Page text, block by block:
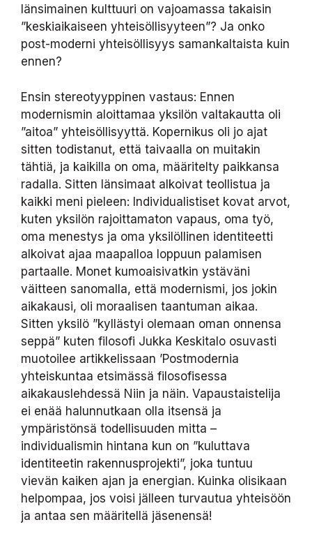
länsimainen kulttuuri on vajoamassa takaisin
”keskiaikaiseen yhteisöllisyyteen”? Ja onko
post-moderni yhteisöllisyys samankaltaista kuin
ennen?
Ensin stereotyyppinen vastaus: Ennen
modernismin aloittamaa yksilön valtakautta oli
”aitoa” yhteisöllisyyttä. Kopernikus oli jo ajat
sitten todistanut, että taivaalla on muitakin
tähtiä, ja kaikilla on oma, määritelty paikkansa
radalla. Sitten länsimaat alkoivat teollistua ja
kaikki meni pieleen: Individualistiset kovat arvot,
kuten yksilön rajoittamaton vapaus, oma työ,
oma menestys ja oma yksilöllinen identiteetti
alkoivat ajaa maapalloa loppuun palamisen
partaalle. Monet kumoaisivatkin ystäväni
väitteen sanomalla, että modernismi, jos jokin
aikakausi, oli moraalisen taantuman aikaa.
Sitten yksilö ”kyllästyi olemaan oman onnensa
seppä” kuten filosofi Jukka Keskitalo osuvasti
muotoilee artikkelissaan ’Postmodernia
yhteiskuntaa etsimässä filosofisessa
aikakauslehdessä Niin ja näin. Vapaustaistelija
ei enää halunnutkaan olla itsensä ja
ympäristönsä todellisuuden mitta –
individualismin hintana kun on ”kuluttava
identiteetin rakennusprojekti”, joka tuntuu
vievän kaiken ajan ja energian. Kuinka olisikaan
helpompaa, jos voisi jälleen turvautua yhteisöön
ja antaa sen määritellä jäsenensä!